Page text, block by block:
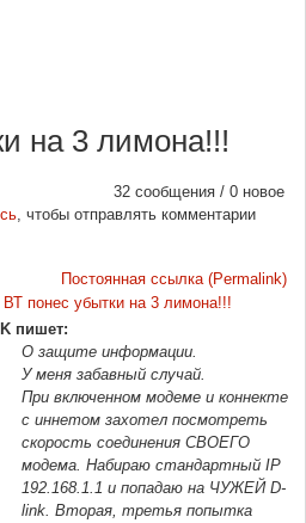
на 3 лимона!!!
32 сообщения / 0 новое
, чтобы отправлять комментарии
Постоянная ссылка (Permalink)
ВТ понес убытки на 3 лимона!!!
пишет:
О защите информации.
У меня забавный случай.
При включенном модеме и коннекте
с иннетом захотел посмотреть
скорость соединения СВОЕГО
модема. Набираю стандартный IP
192.168.1.1 и попадаю на ЧУЖЕЙ D-
link. Вторая, третья попытка